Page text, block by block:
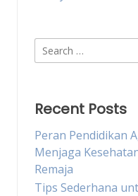
Search
for:
Recent Posts
Peran Pendidikan
Menjaga
Remaja
Tips Sederhana